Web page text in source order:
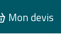
Mon devis